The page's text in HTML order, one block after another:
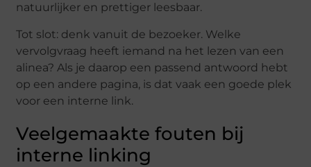
natuurlijker en prettiger leesbaar.
Tot slot: denk vanuit de bezoeker. Welke
vervolgvraag heeft iemand na het lezen van een
alinea? Als je daarop een passend antwoord hebt
op een andere pagina, is dat vaak een goede plek
voor een interne link.
Veelgemaakte fouten bij
interne linking